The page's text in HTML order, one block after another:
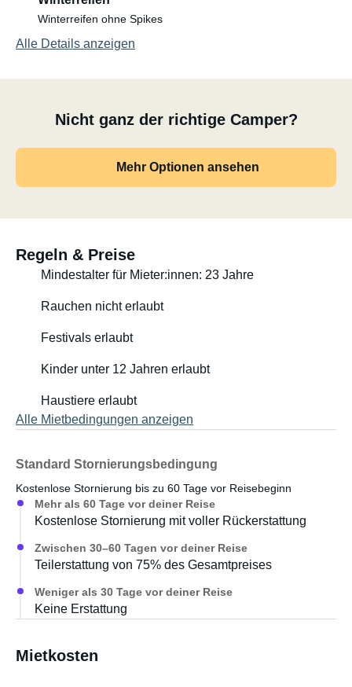
105 cm Breite.
ist optional erhältlich.
Winterreifen ohne Spikes
Alle Details anzeigen
Nicht ganz der richtige Camper?
Mehr Optionen ansehen
Regeln & Preise
Mindestalter für Mieter:innen: 23 Jahre
Rauchen nicht erlaubt
Festivals erlaubt
Kinder unter 12 Jahren erlaubt
Haustiere erlaubt
Alle Mietbedingungen anzeigen
Standard Stornierungsbedingung
Kostenlose Stornierung bis zu 60 Tage vor Reisebeginn
Mehr als 60 Tage vor deiner Reise
Kostenlose Stornierung mit voller Rückerstattung
Zwischen 30–60 Tagen vor deiner Reise
Teilerstattung von 75% des Gesamtpreises
Weniger als 30 Tage vor deiner Reise
Keine Erstattung
Mietkosten